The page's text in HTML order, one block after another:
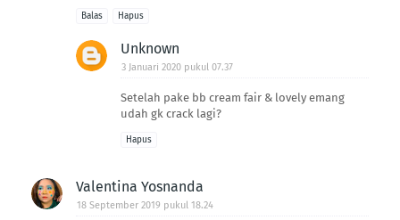
Balas Hapus
Unknown
3 Januari 2020 pukul 07.37
Setelah pake bb cream fair & lovely emang
udah gk crack lagi?
Hapus
Valentina Yosnanda
18 September 2019 pukul 18.24